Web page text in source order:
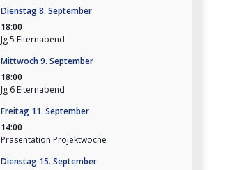
Dienstag8. September
18:00
Jg 5 Elternabend
Mittwoch9. September
18:00
Jg 6 Elternabend
Freitag 11. September
14:00
Präsentation Projektwoche
Dienstag 15. September